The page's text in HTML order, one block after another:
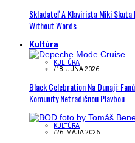
Skladateľ A Klavirista Miki Skuta
Without Words
Kultúra
KULTÚRA
/18. JÚNA 2026
Black Celebration Na Dunaji:
Komunity Netradičnou Plavbou
KULTÚRA
/26. MÁJA 2026